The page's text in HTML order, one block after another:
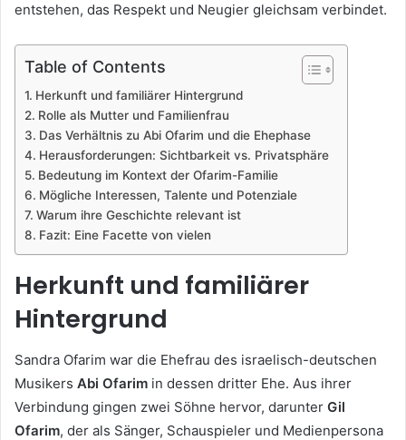
entstehen, das Respekt und Neugier gleichsam verbindet.
Table of Contents
Herkunft und familiärer Hintergrund
Rolle als Mutter und Familienfrau
Das Verhältnis zu Abi Ofarim und die Ehephase
Herausforderungen: Sichtbarkeit vs. Privatsphäre
Bedeutung im Kontext der Ofarim-Familie
Mögliche Interessen, Talente und Potenziale
Warum ihre Geschichte relevant ist
Fazit: Eine Facette von vielen
Herkunft und familiärer
Hintergrund
Sandra Ofarim war die Ehefrau des israelisch-deutschen
Musikers Abi Ofarim in dessen dritter Ehe. Aus ihrer
Verbindung gingen zwei Söhne hervor, darunter Gil
Ofarim, der als Sänger, Schauspieler und Medienpersona